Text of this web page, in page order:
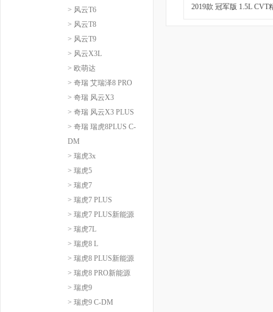
> 风云T6
> 风云T8
> 风云T9
> 风云X3L
> 欧萌达
> 奇瑞 艾瑞泽8 PRO
> 奇瑞 风云X3
> 奇瑞 风云X3 PLUS
> 奇瑞 瑞虎8PLUS C-
DM
> 瑞虎3x
> 瑞虎5
> 瑞虎7
> 瑞虎7 PLUS
> 瑞虎7 PLUS新能源
> 瑞虎7L
> 瑞虎8 L
> 瑞虎8 PLUS新能源
> 瑞虎8 PRO新能源
> 瑞虎9
> 瑞虎9 C-DM
2019款 冠军版 1.5L CVT